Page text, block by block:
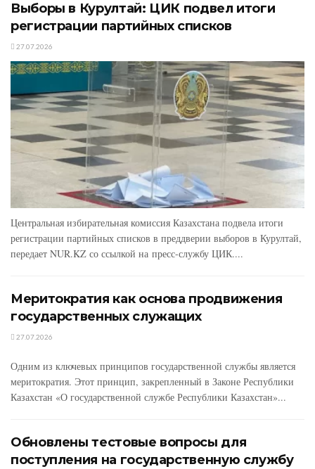
Выборы в Курултай: ЦИК подвел итоги
регистрации партийных списков
27.07.2026
Центральная избирательная комиссия Казахстана подвела итоги
регистрации партийных списков в преддверии выборов в Курултай,
передает NUR.KZ со ссылкой на пресс-службу ЦИК....
Меритократия как основа продвижения
государственных служащих
27.07.2026
Одним из ключевых принципов государственной службы является
меритократия. Этот принцип, закрепленный в Законе Республики
Казахстан «О государственной службе Республики Казахстан»...
Обновлены тестовые вопросы для
поступления на государственную службу